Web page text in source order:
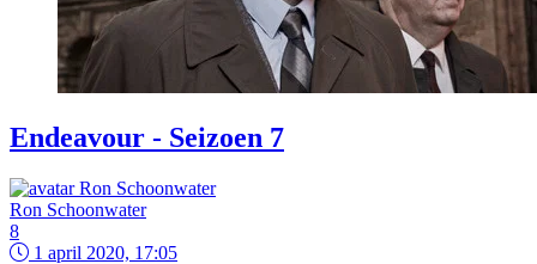
Endeavour - Seizoen 7
Ron Schoonwater
8
1 april 2020, 17:05